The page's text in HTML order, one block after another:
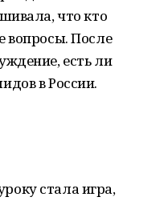
что кто
вопросы. После
есть ли
в России.
стала игра,